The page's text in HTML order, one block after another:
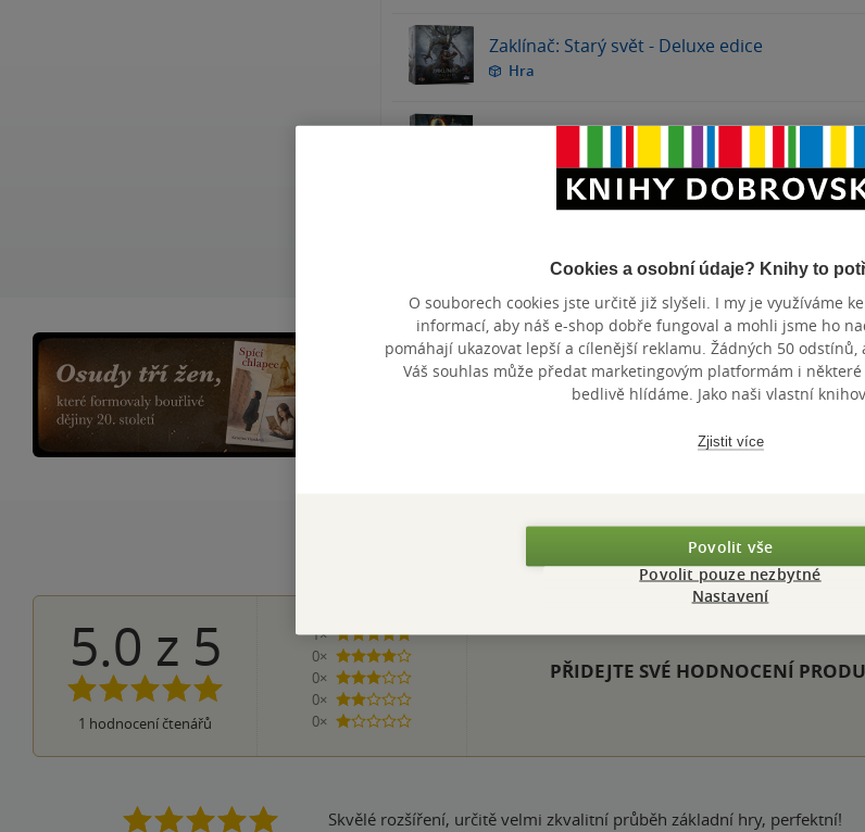
Zaklínač: Starý svět - Deluxe edice
Hra
Zaklínač: Starý svět - Legendární lov
Jedna stará fotografie, tři generace žen a celé století
Hodnocení a recenze
5.0 z 5
1 hodnocení čtenářů
1×
5 hvězdiček
0×
4 hvězdičky
0×
3 hvězdičky
0×
2 hvězdičky
0×
1 hvezdička
PŘIDEJTE SVÉ HODNOCENÍ
Skvělé rozšíření, určitě velmi zkvalitní průběh základní hry, perfektní!
Cookies a osobní údaje? Knihy to
O souborech cookies jste určitě již slyšeli. I my je využíváme
informací, aby náš e-shop dobře fungoval a mohli jsme ho
pomáhají ukazovat lepší a cílenější reklamu. Žádných 50 odstínů,
Váš souhlas může předat marketingovým platformám i
bedlivě hlídáme. Jako naši vlastní
Zjistit více
Povolit vše
Povolit pouze nezbytné
Nastavení